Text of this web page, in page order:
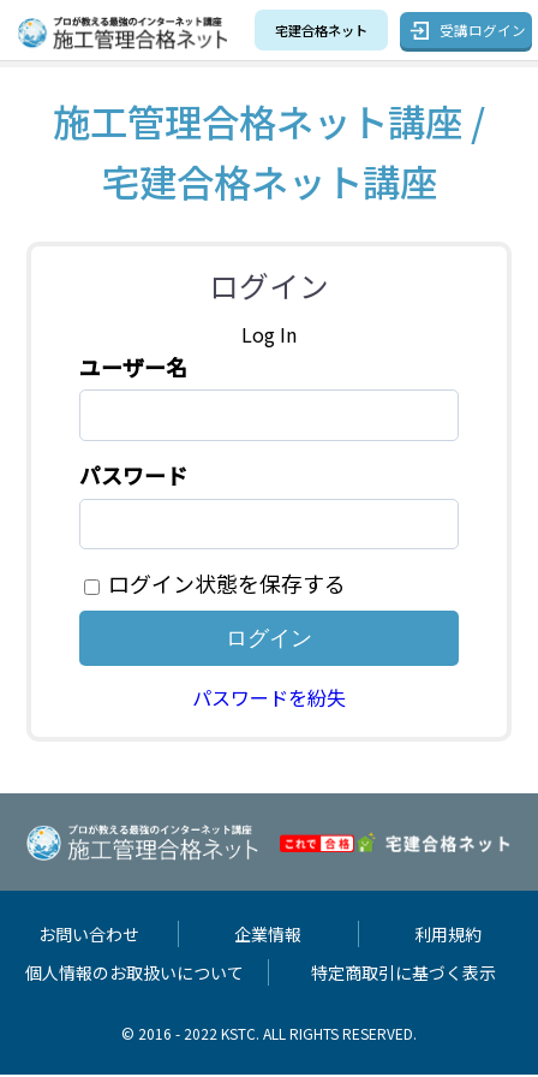
宅建合格ネット 受講ログイン
施工管理合格ネット講座 /
宅建合格ネット講座
ログイン
Log In
ユーザー名
パスワード
ログイン状態を保存する
パスワードを紛失
お問い合わせ 企業情報
利用規約
個人情報のお取扱いについて
特定商取引に基づく表示
© 2016 - 2022 KSTC. ALL RIGHTS RESERVED.